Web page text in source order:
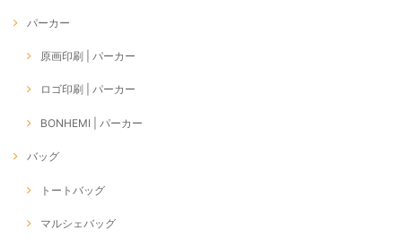
パーカー
原画印刷 | パーカー
ロゴ印刷 | パーカー
BONHEMI | パーカー
バッグ
トートバッグ
マルシェバッグ